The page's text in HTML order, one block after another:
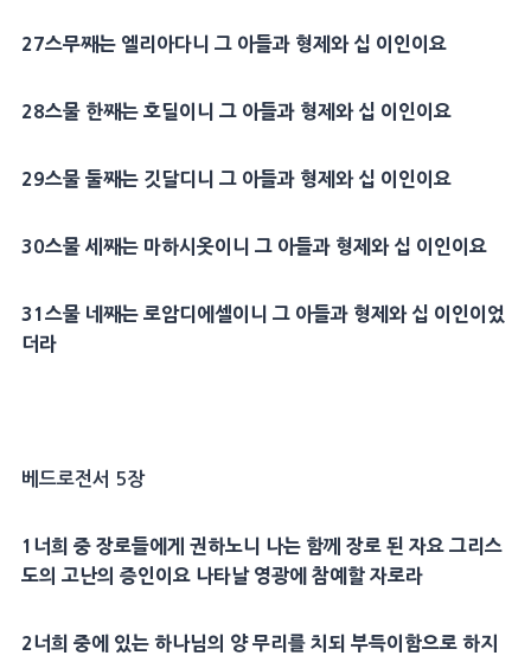
27스무째는 엘리아다니 그 아들과 형제 와 십 이인이요
28스물 한째는 호딜이니 그 아들과 형제 와 십 이인이요
29스물 둘째는 깃달디 니 그 아들과 형제 와 십 이인이요
30스물 세째는 마하시옷이니 그 아들과 형제 와 십 이인이요
31 스물 네째는 로암디에셀이니 그 아들과 형제 와 십 이인이었
더라
베드로전서 5장
1 너희 중 장로들에게 권하노니 나는 함께 장로된 자요 그리스
도의 고난의 증인이요 나타날 영광에 참예할 자로라
2너희 중에 있는 하나님의 양 무리를 치되 부득이함으로 하지